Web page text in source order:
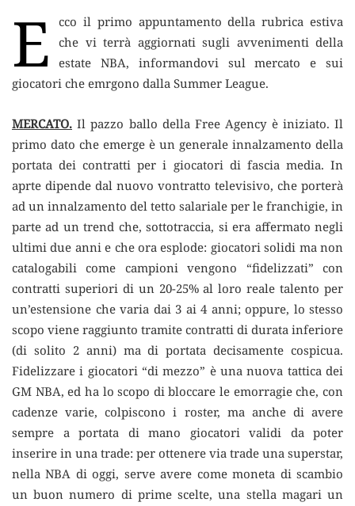
E
cco il primo appuntamento della rubrica estiva
che vi terrà aggiornati sugli avvenimenti della
estate NBA, informandovi sul mercato e sui
giocatori che emrgono dalla Summer League.
MERCATO. Il pazzo ballo della Free Agency è iniziato. Il
primo dato che emerge è un generale innalzamento della
portata dei contratti per i giocatori di fascia media. In
aprte dipende dal nuovo vontratto televisivo, che porterà
ad un innalzamento del tetto salariale per le franchigie, in
parte ad un trend che, sottotraccia, si era affermato negli
ultimi due anni e che ora esplode: giocatori solidi ma non
catalogabili come campioni vengono “fidelizzati” con
contratti superiori di un 20-25% al loro reale talento per
un’estensione che varia dai 3 ai 4 anni; oppure, lo stesso
scopo viene raggiunto tramite contratti di durata inferiore
(di solito 2 anni) ma di portata decisamente cospicua.
Fidelizzare i giocatori “di mezzo” è una nuova tattica dei
GM NBA, ed ha lo scopo di bloccare le emorragie che, con
cadenze varie, colpiscono i roster, ma anche di avere
sempre a portata di mano giocatori validi da poter
inserire in una trade: per ottenere via trade una superstar,
nella NBA di oggi, serve avere come moneta di scambio
un buon numero di prime scelte, una stella magari un